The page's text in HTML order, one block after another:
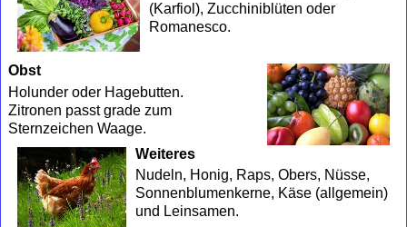
(Karfiol), Zucchiniblüten oder
Romanesco.
Obst
Holunder oder Hagebutten.
Zitronen passt grade zum
Sternzeichen Waage.
Weiteres
Nudeln, Honig, Raps, Obers, Nüsse,
Sonnenblumenkerne, Käse (allgemein)
und Leinsamen.